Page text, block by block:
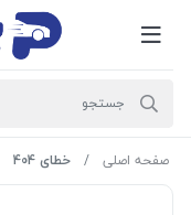
صفحه اصلی خطای 404